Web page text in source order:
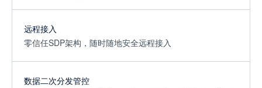
远程接入
零信任SDP架构，随时随地安全远程接入
数据二次分发管控